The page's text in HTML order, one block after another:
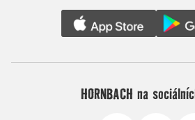
HORNBACH na